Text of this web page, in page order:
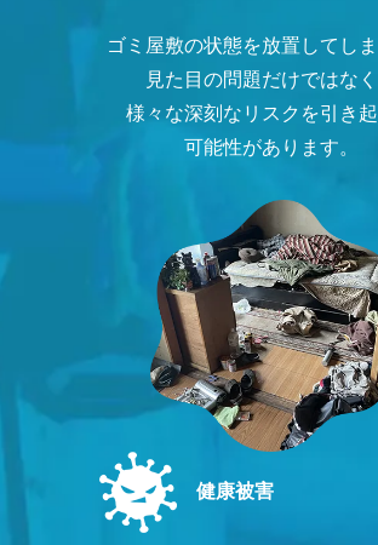
ゴミ屋敷の状態を放置してしま
見た目の問題だけではなく
様々な深刻なリスクを引き
可能性があります。
健康被害